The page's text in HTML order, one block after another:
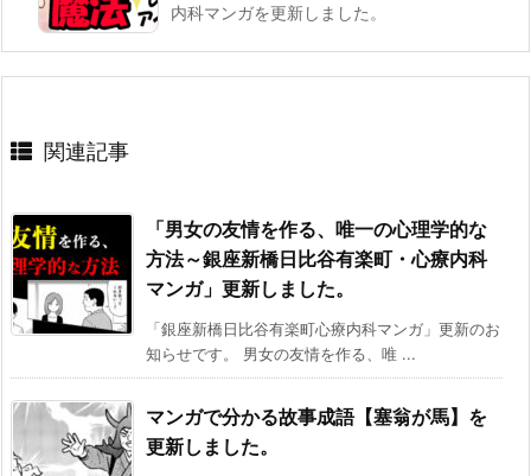
内科マンガを更新しました。
関連記事
「男女の友情を作る、唯一の心理学的な
方法～銀座新橋日比谷有楽町・心療内科
マンガ」更新しました。
「銀座新橋日比谷有楽町心療内科マンガ」更新のお
知らせです。 男女の友情を作る、唯 ...
マンガで分かる故事成語【塞翁が馬】を
更新しました。